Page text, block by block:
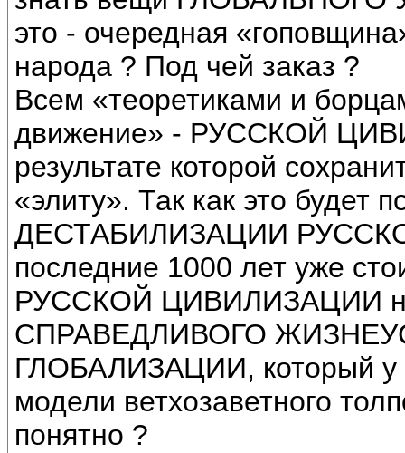
это - очередная
народа ? Под чей заказ ?
Всем «теоретиками и
движение» - РУССКОЙ
результате которой
«элиту». Так как это будет
ДЕСТАБИЛИЗАЦИИ
последние 1000 лет уже
РУССКОЙ ЦИВИЛИЗАЦИИ
СПРАВЕДЛИВОГО
ГЛОБАЛИЗАЦИИ, который у
модели ветхозаветного
понятно ?